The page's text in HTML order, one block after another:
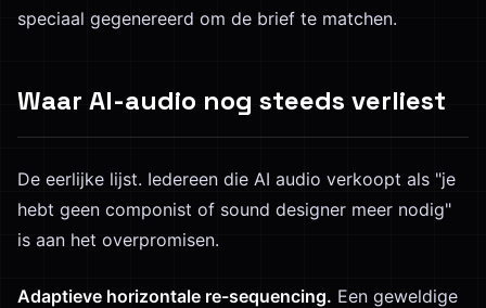
speciaal gegenereerd om de brief te matchen.
Waar AI-audio nog steeds verliest
De eerlijke lijst. Iedereen die AI audio verkoopt als "je
hebt geen componist of sound designer meer nodig"
is aan het overpromisen.
Adaptieve horizontale re-sequencing. Een geweldige